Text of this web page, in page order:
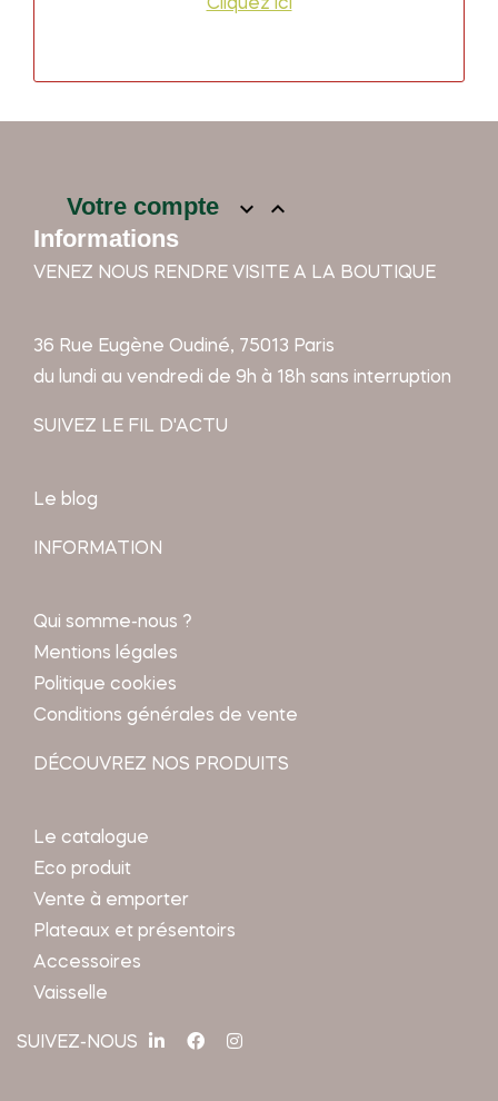
Cliquez ici
Votre compte  
Informations
VENEZ NOUS RENDRE VISITE A LA BOUTIQUE
36 Rue Eugène Oudiné, 75013 Paris
du lundi au vendredi de 9h à 18h sans interruption
SUIVEZ LE FIL D'ACTU
Le blog
INFORMATION
Qui somme-nous ?
Mentions légales
Politique cookies
Conditions générales de vente
DÉCOUVREZ NOS PRODUITS
Le catalogue
Eco produit
Vente à emporter
Plateaux et présentoirs
Accessoires
Vaisselle
SUIVEZ-NOUS